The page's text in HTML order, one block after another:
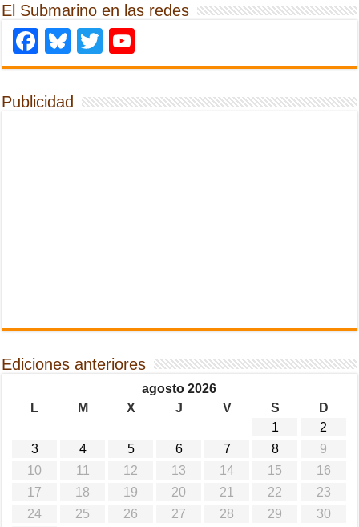
El Submarino en las redes
Facebook
Bluesky
Twitter
Publicidad
Ediciones anteriores
agosto 2026
L
M X J V S
D
1
2
3
4 5 6 7 8
9
10
11 12 13 14 15
16
17
18 19 20 21 22
23
24
25 26 27 28 29
30